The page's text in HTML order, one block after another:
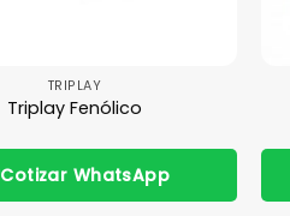
TRIPLAY
Triplay Fenólico
Cotizar WhatsApp